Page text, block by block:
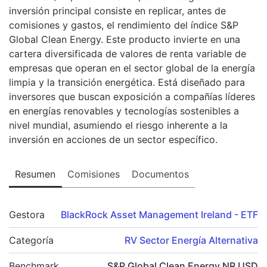
inversión principal consiste en replicar, antes de
comisiones y gastos, el rendimiento del índice S&P
Global Clean Energy. Este producto invierte en una
cartera diversificada de valores de renta variable de
empresas que operan en el sector global de la energía
limpia y la transición energética. Está diseñado para
inversores que buscan exposición a compañías líderes
en energías renovables y tecnologías sostenibles a
nivel mundial, asumiendo el riesgo inherente a la
inversión en acciones de un sector específico.
Resumen Comisiones Documentos
Gestora BlackRock Asset Management Ireland - ETF
Categoría RV Sector Energía Alternativa